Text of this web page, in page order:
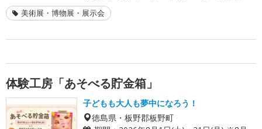
美術展・博物展・展示会
体験工房「あそべる貯金箱」
子どもも大人も夢中になろう！
徳島県・板野郡板野町